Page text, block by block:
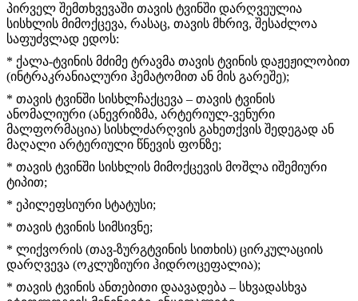
პირველ შემთხვევაში თავის ტვინში დარღვეულია
სისხლის მიმოქცევა, რასაც, თავის მხრივ, შესაძლოა
საფუძვლად ედოს:
* ქალა-ტვინის მძიმე ტრავმა თავის ტვინის დაჟეჟილობით
(ინტრაკრანიალური ჰემატომით ან მის გარეშე);
* თავის ტვინში სისხლჩაქცევა – თავის ტვინის
ანომალიური (ანევრიზმა, არტერიულ-ვენური
მალფორმაცია) სისხლძარღვის გახეთქვის შედეგად ან
მაღალი არტერიული წნევის ფონზე;
* თავის ტვინში სისხლის მიმოქცევის მოშლა იშემიური
ტიპით;
* ეპილეფსიური სტატუსი;
* თავის ტვინის სიმსივნე;
* ლიქვორის (თავ-ზურგტვინის სითხის) ცირკულაციის
დარღვევა (ოკლუზიური ჰიდროცეფალია);
* თავის ტვინის ანთებითი დაავადება – სხვადასხვა